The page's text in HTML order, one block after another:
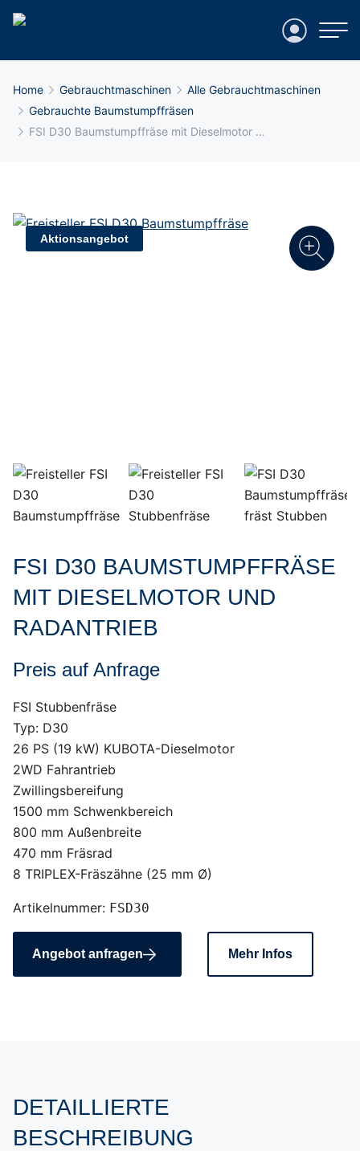
Login
Breadcrumb-Navigation
Home Gebrauchtmaschinen
Alle Gebrauchtmaschinen
Gebrauchte Baumstumpffräsen
FSI D30 Baumstumpffräse mit Dieselmotor …
FSI D30 BAUMSTUMPFFRÄSE
MIT DIESELMOTOR UND
RADANTRIEB
Preis auf Anfrage
FSI Stubbenfräse
Typ: D30
26 PS (19 kW) KUBOTA-Dieselmotor
2WD Fahrantrieb
Zwillingsbereifung
1500 mm Schwenkbereich
800 mm Außenbreite
470 mm Fräsrad
8 TRIPLEX-Fräszähne (25 mm Ø)
Artikelnummer: FSD30
Angebot anfragen Mehr Infos
Aktionsangebot
DETAILLIERTE
BESCHREIBUNG